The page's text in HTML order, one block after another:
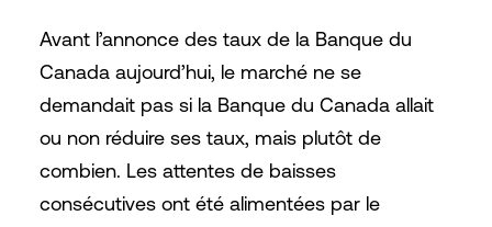
Avant l’annonce des taux de la Banque du
Canada aujourd’hui, le marché ne se
demandait pas si la Banque du Canada allait
ou non réduire ses taux, mais plutôt de
combien. Les attentes de baisses
consécutives ont été alimentées par le